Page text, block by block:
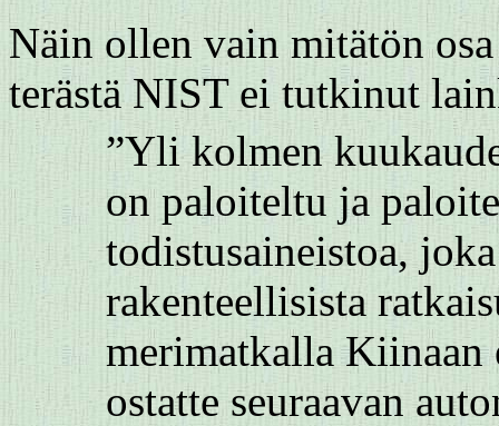
Näin ollen vain mitätön
terästä NIST ei tutkinut
”Yli kolmen
on paloiteltu ja
todistusaineistoa,
rakenteellisista
merimatkalla Kiinaan
ostatte seuraavan